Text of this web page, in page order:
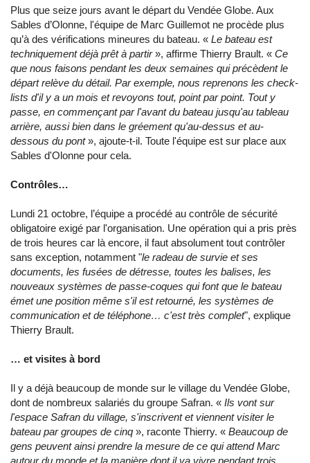
Plus que seize jours avant le départ du Vendée Globe. Aux
Sables d’Olonne, l'équipe de Marc Guillemot ne procède plus
qu’à des vérifications mineures du bateau. « Le bateau est
techniquement déjà prêt à partir», affirme Thierry Brault. « Ce
que nous faisons pendant les deux semaines qui précèdent le
départ relève du détail. Par exemple, nous reprenons les check-
lists d'il y a un mois et revoyons tout, point par point. Tout y
passe, en commençant par l'avant du bateau jusqu'au tableau
arrière, aussi bien dans le gréement qu'au-dessus et au-
dessous du pont», ajoute-t-il. Toute l'équipe est sur place aux
Sables d'Olonne pour cela.
Contrôles…
Lundi 21 octobre, l’équipe a procédé au contrôle de sécurité
obligatoire exigé par l'organisation. Une opération qui a pris près
de trois heures car là encore, il faut absolument tout contrôler
sans exception, notamment "le radeau de survie et ses
documents, les fusées de détresse, toutes les balises, les
nouveaux systèmes de passe-coques qui font que le bateau
émet une position même s'il est retourné, les systèmes de
communication et de téléphone… c'est très complet", explique
Thierry Brault.
… et visites à bord
Il y a déjà beaucoup de monde sur le village du Vendée Globe,
dont de nombreux salariés du groupe Safran. « Ils vont sur
l'espace Safran du village, s'inscrivent et viennent visiter le
bateau par groupes de cinq», raconte Thierry. « Beaucoup de
gens peuvent ainsi prendre la mesure de ce qui attend Marc
autour du monde et la manière dont il va vivre pendant trois